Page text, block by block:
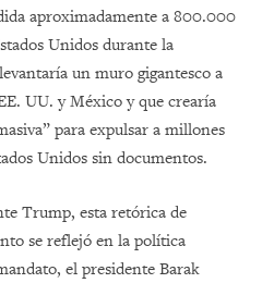
aproximadamente a 800.000
Unidos durante la
un muro gigantesco a
UU. y México y que crearía
para expulsar a millones
Unidos sin documentos.
Trump, esta retórica de
se reflejó en la política
el presidente Barak